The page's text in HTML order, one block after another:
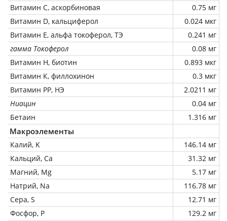
Витамин C, аскорбиновая
0.75 мг
Витамин D, кальциферол
0.024 мкг
Витамин Е, альфа токоферол, ТЭ
0.241 мг
гамма Токоферол
0.08 мг
Витамин Н, биотин
0.893 мкг
Витамин К, филлохинон
0.3 мкг
Витамин РР, НЭ
2.0211 мг
Ниацин
0.04 мг
Бетаин
1.316 мг
Макроэлементы
Калий, K
146.14 мг
Кальций, Ca
31.32 мг
Магний, Mg
5.17 мг
Натрий, Na
116.78 мг
Сера, S
12.71 мг
Фосфор, P
129.2 мг